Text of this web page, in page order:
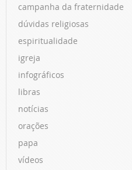
campanha da fraternidade
dúvidas religiosas
espiritualidade
igreja
infográficos
libras
notícias
orações
papa
vídeos